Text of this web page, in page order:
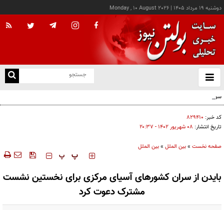
دوشنبه ۱۹ مرداد ۱۴۰۵ |
Monday , 10 August 2026
باز
و
سوداگری جنگ و تقسیم غنائم خیالی...
کد خبر: ۸۲۹۴۱۰
تاریخ انتشار: ۰۸ شهريور ۱۴۰۲ - ۲۰:۳۷
صفحه نخست »بین الملل »بین الملل
‍‍‍ پ پ
بایدن از سران کشورهای آسیای مرکزی برای نخستین نشست
مشترک دعوت کرد